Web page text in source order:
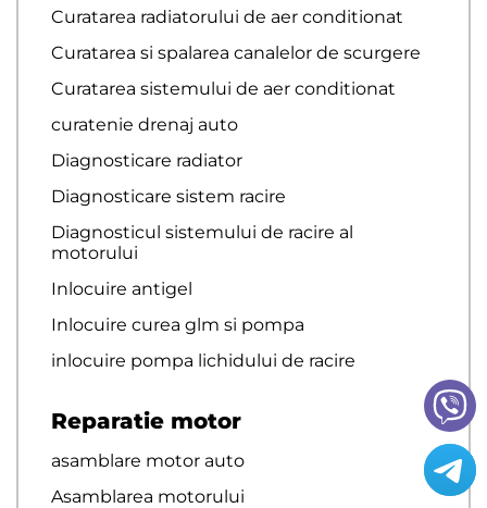
Curatarea radiatorului de aer conditionat
Curatarea si spalarea canalelor de scurgere
Curatarea sistemului de aer conditionat
curatenie drenaj auto
Diagnosticare radiator
Diagnosticare sistem racire
Diagnosticul sistemului de racire al
motorului
Inlocuire antigel
Inlocuire curea glm si pompa
inlocuire pompa lichidului de racire
Reparatie motor
asamblare motor auto
Asamblarea motorului